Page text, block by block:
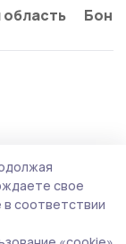
область
свое
в соответствии